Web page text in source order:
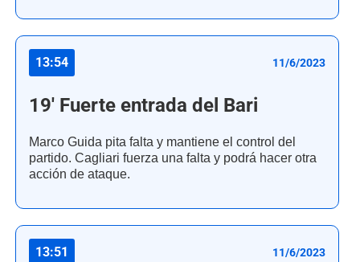
13:54 11/6/2023
19' Fuerte entrada del Bari
Marco Guida pita falta y mantiene el control del
partido. Cagliari fuerza una falta y podrá hacer otra
acción de ataque.
13:51 11/6/2023